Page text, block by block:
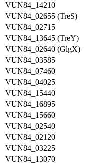
VUN84_14210
VUN84_02655 (TreS)
VUN84_02715
VUN84_13645 (TreY)
VUN84_02640 (GlgX)
VUN84_03585
VUN84_07460
VUN84_04025
VUN84_15440
VUN84_16895
VUN84_15660
VUN84_02540
VUN84_02120
VUN84_03225
VUN84_13070